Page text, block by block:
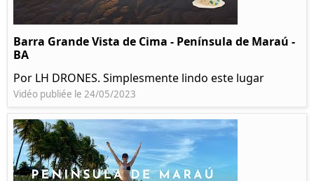
Barra Grande Vista de Cima - Península de Maraú -
BA
Por LH DRONES. Simplesmente lindo este lugar
Vidéo publiée le 24/05/2023